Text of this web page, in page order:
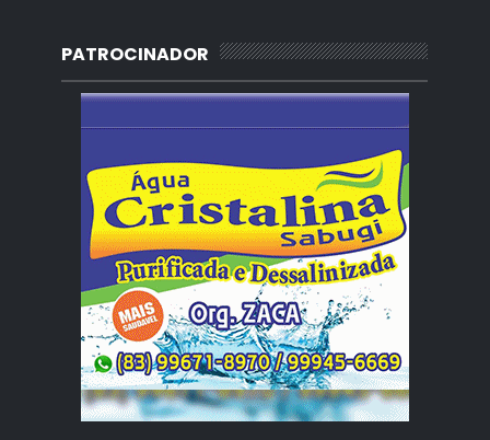
PATROCINADOR